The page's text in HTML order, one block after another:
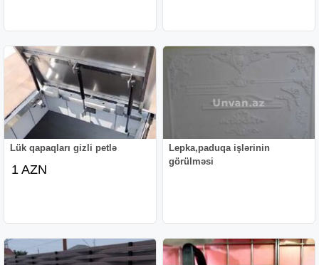
Lük qapaqları gizli petlə
1 AZN
Lepka,paduqa işlərinin
görülməsi